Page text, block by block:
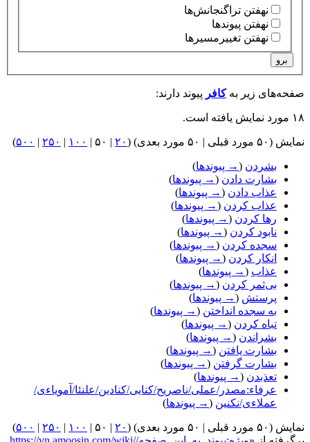
نهفتن تراگنجانش‌ها
نهفتن پیوندها
نهفتن تغییرمسیرها
برو
صفحه‌های زیر بهکافر پیوند دارند:
۱۸ مورد نمایش یافته است.
نمایش (۵۰ مورد قبلی | ۵۰ مورد بعدی ) (۲۰ | ۵۰ | ۱۰۰ | ۲۵۰ | ۵۰۰)
بشردن (→ پیوندها)
بشارت دادن (→ پیوندها)
عذاب دادن (→ پیوندها)
عذاب کردن (→ پیوندها)
رها کردن (→ پیوندها)
نابود کردن (→ پیوندها)
سجده کردن (→ پیوندها)
انکار کردن (→ پیوندها)
عذاب (→ پیوندها)
بی‌ثمر کردن (→ پیوندها)
پرستش (→ پیوندها)
به سجده انداختن (→ پیوندها)
تباه کردن (→ پیوندها)
بشراندن (→ پیوندها)
بشارت یافتن (→ پیوندها)
بشارت گرفتن (→ پیوندها)
تعذبدن (→ پیوندها)
عرفاء:مصدر/عملی/ناصریح/کنایی/کنادین/علنئا/آمویاءی/
عملاءی/نکنین (→ پیوندها)
نمایش (۵۰ مورد قبلی | ۵۰ مورد بعدی ) (۲۰ | ۵۰ | ۱۰۰ | ۲۵۰ | ۵۰۰)